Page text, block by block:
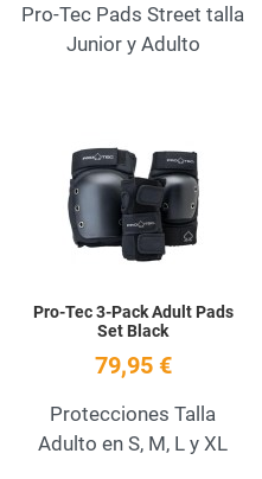
Pro-Tec Pads Street talla
Junior y Adulto
Pro-Tec 3-Pack Adult Pads
Set Black
79,95 €
Protecciones Talla
Adulto en S, M, L y XL